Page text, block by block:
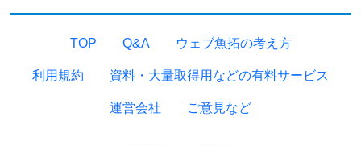
TOP Q&A ウェブ魚拓の考え方
利用規約 資料・大量取得用などの有料サービス
運営会社 ご意見など